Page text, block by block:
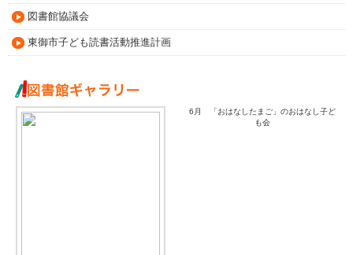
図書館協議会
東御市子ども読書活動推進計画
6月 「おはなしたまご」のおはなし子ど
も会